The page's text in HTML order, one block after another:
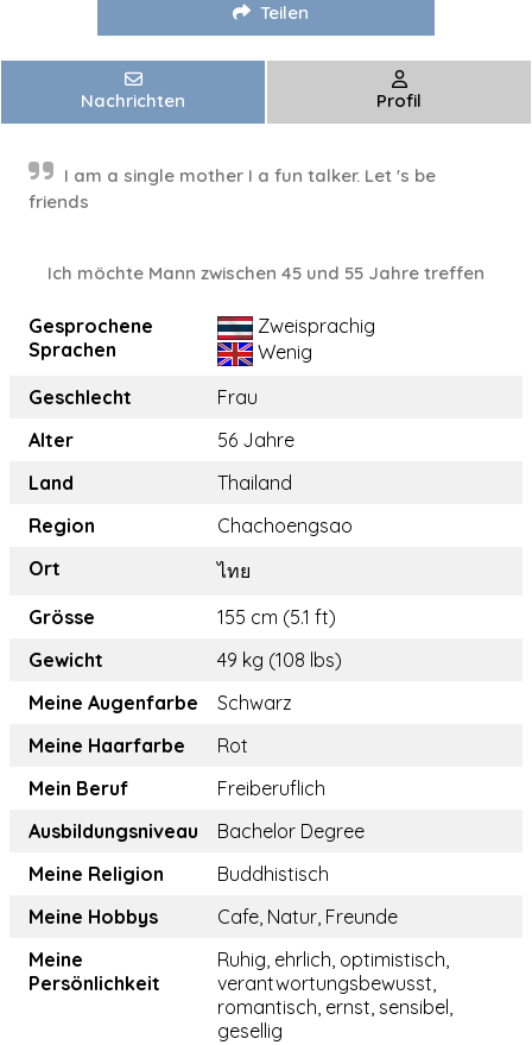
Teilen
Nachrichten Profil
I am a single mother I a fun talker. Let 's be
friends
Ich möchte Mann zwischen 45 und 55 Jahre treffen
Gesprochene
Sprachen
Zweisprachig
Wenig
Geschlecht
Frau
Alter
56 Jahre
Land
Thailand
Region
Chachoengsao
Ort
ไทย
Grösse
155 cm (5.1 ft)
Gewicht
49 kg (108 lbs)
Meine Augenfarbe
Schwarz
Meine Haarfarbe
Rot
Mein Beruf
Freiberuflich
Ausbildungsniveau
Bachelor Degree
Meine Religion
Buddhistisch
Meine Hobbys
Cafe, Natur, Freunde
Meine
Persönlichkeit
Ruhig, ehrlich, optimistisch,
verantwortungsbewusst,
romantisch, ernst, sensibel,
gesellig